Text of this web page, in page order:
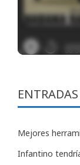
Mejores
Infantino